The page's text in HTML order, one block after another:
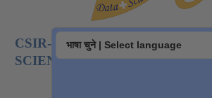
CSIR-NATIONAL INSTITUTE
SCIENCE AND AI
भाषा चुने | Select language